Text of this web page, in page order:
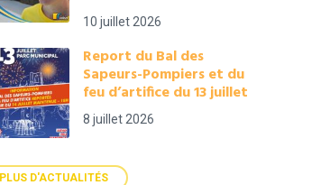
10 juillet 2026
Report du Bal des
Sapeurs-Pompiers et du
feu d’artifice du 13 juillet
8 juillet 2026
PLUS D'ACTUALITÉS